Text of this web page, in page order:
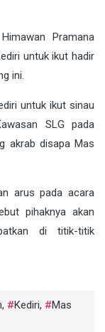
Pramana
untuk ikut hadir
ini.
untuk ikut sinau
SLG pada
akrab disapa Mas
arus pada acara
pihaknya akan
di titik-titik
, Kediri,
Mas